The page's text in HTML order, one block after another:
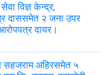
विज्ञ केन्द्र,
दाससमेत २ जना उपर
दायर।
सहजराम अहिरसमेत ५